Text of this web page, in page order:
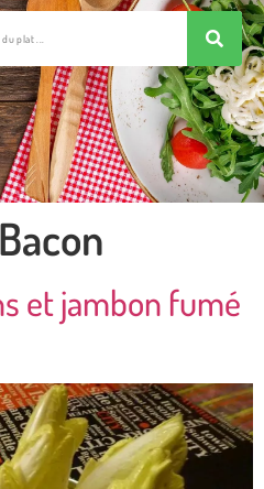
Bacon
et jambon fumé